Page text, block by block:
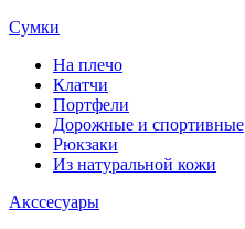
Сумки
На плечо
Клатчи
Портфели
Дорожные и спортивные
Рюкзаки
Из натуральной кожи
Акссесуары